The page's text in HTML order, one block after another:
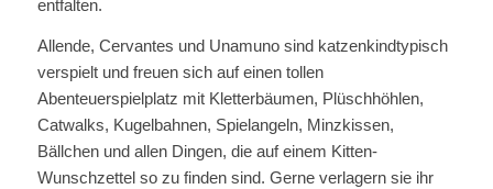
entfalten.
Allende, Cervantes und Unamuno sind katzenkindtypisch
verspielt und freuen sich auf einen tollen
Abenteuerspielplatz mit Kletterbäumen, Plüschhöhlen,
Catwalks, Kugelbahnen, Spielangeln, Minzkissen,
Bällchen und allen Dingen, die auf einem Kitten-
Wunschzettel so zu finden sind. Gerne verlagern sie ihr